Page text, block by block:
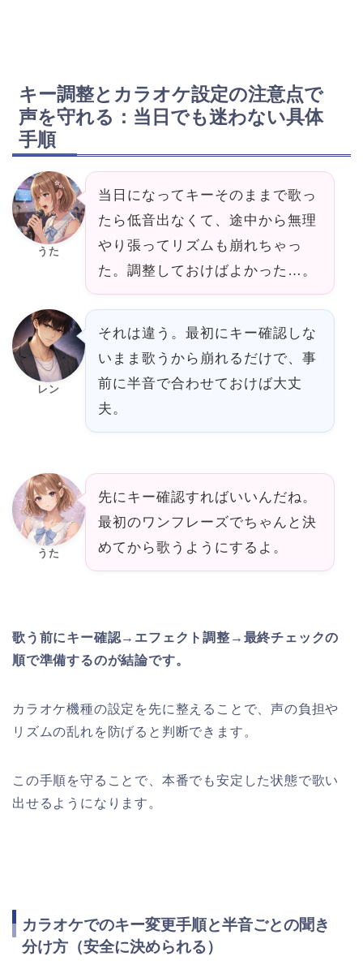
キー調整とカラオケ設定の注意点で
声を守れる：当日でも迷わない具体
手順
うた
当日になってキーそのままで歌っ
たら低音出なくて、途中から無理
やり張ってリズムも崩れちゃっ
た。調整しておけばよかった…。
レン
それは違う。最初にキー確認しな
いまま歌うから崩れるだけで、事
前に半音で合わせておけば大丈
夫。
うた
先にキー確認すればいいんだね。
最初のワンフレーズでちゃんと決
めてから歌うようにするよ。
歌う前にキー確認→エフェクト調整→最終チェックの
順で準備するのが結論です。
カラオケ機種の設定を先に整えることで、声の負担や
リズムの乱れを防げると判断できます。
この手順を守ることで、本番でも安定した状態で歌い
出せるようになります。
カラオケでのキー変更手順と半音ごとの聞き
分け方（安全に決められる）